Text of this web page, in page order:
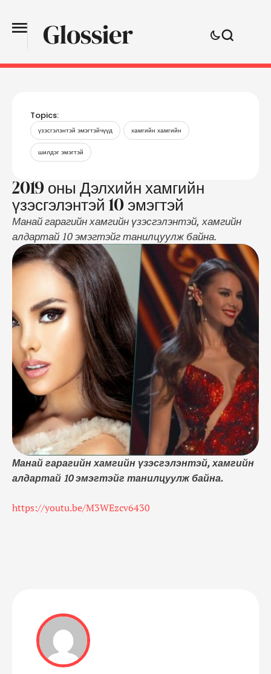
Topics:
үзэсгэлэнтэй эмэгтэйчүүд хамгийн хамгийн
шилдэг эмэгтэй
2019 оны Дэлхийн хамгийн
үзэсгэлэнтэй 10 эмэгтэй
Манай гарагийн хамгийн үзэсгэлэнтэй, хамгийн
алдартай 10 эмэгтэйг танилцуулж байна.
Манай гарагийн хамгийн үзэсгэлэнтэй, хамгийн
алдартай 10 эмэгтэйг танилцуулж байна.
https://youtu.be/M3WEzcv6430